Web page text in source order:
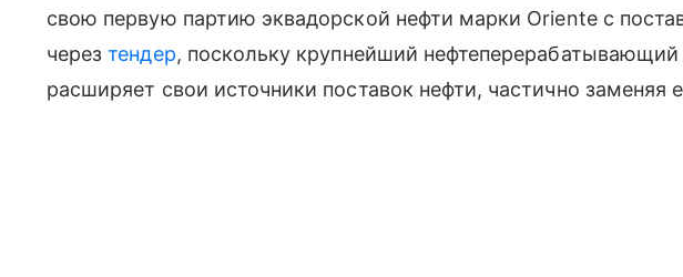
свою первую партию эквадорской нефти марки Oriente с
черезтендер, поскольку крупнейший нефтеперерабатывающий
расширяет свои источники поставок нефти, частично заменяя